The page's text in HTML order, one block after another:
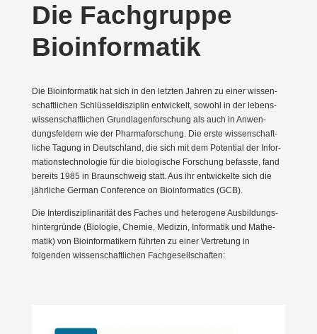
Die Fachgruppe
Bioin­for­matik
Die Bioin­for­matik hat sich in den letzten Jahren zu einer wissen­
schaft­lichen Schlüs­sel­dis­ziplin entwi­ckelt, sowohl in der lebens­
wis­sen­schaft­lichen Grund­la­gen­for­schung als auch in Anwen­
dungs­feldern wie der Pharma­for­schung. Die erste wissen­schaft­
liche Tagung in Deutschland, die sich mit dem Potential der Infor­
ma­ti­ons­tech­no­logie für die biolo­gische Forschung befasste, fand
bereits 1985 in Braun­schweig statt. Aus ihr entwi­ckelte sich die
jährliche German Confe­rence on Bioin­for­matics (GCB).
Die Inter­dis­zi­pli­na­rität des Faches und heterogene Ausbil­dungs­
hin­ter­gründe (Biologie, Chemie, Medizin, Infor­matik und Mathe­
matik) von Bioin­for­ma­tikern führten zu einer Vertretung in
folgenden wissen­schaft­lichen Fachge­sell­schaften: